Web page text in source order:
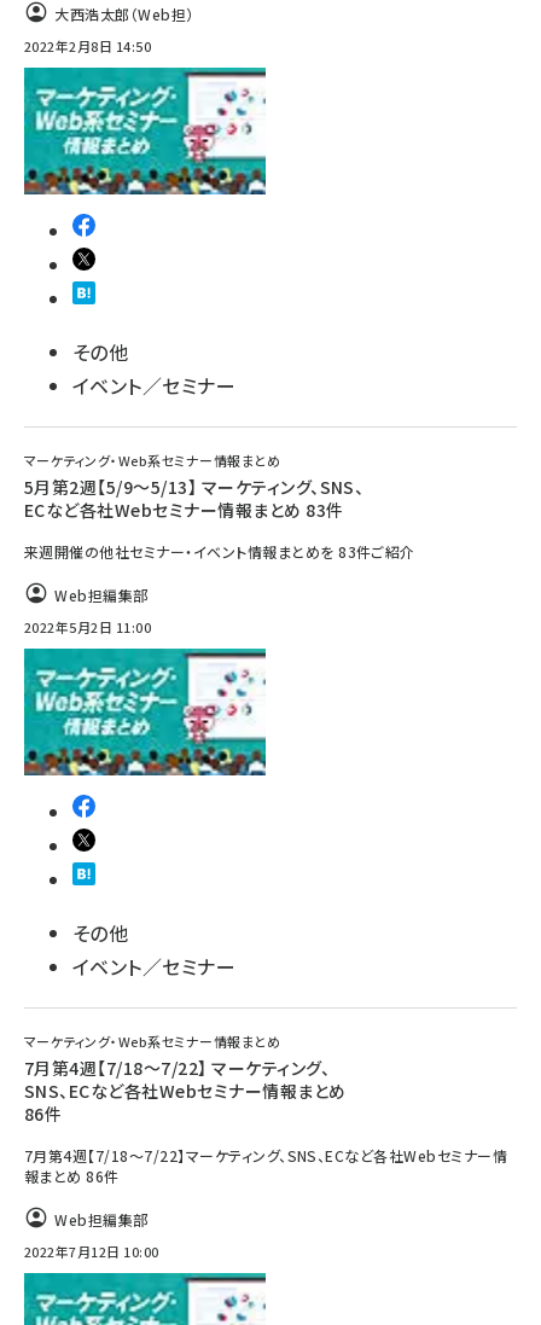
大西浩太郎（Web担）
2022年2月8日 14:50
その他
イベント／セミナー
マーケティング・Web系セミナー情報まとめ
5月第2週【5/9～5/13】 マーケティング、SNS、
ECなど各社Webセミナー情報まとめ 83件
来週開催の他社セミナー・イベント情報まとめを 83件ご紹介
Web担編集部
2022年5月2日 11:00
その他
イベント／セミナー
マーケティング・Web系セミナー情報まとめ
7月第4週【7/18～7/22】 マーケティング、
SNS、ECなど各社Webセミナー情報まとめ
86件
7月第4週【7/18～7/22】マーケティング、SNS、ECなど各社Webセミナー情
報まとめ 86件
Web担編集部
2022年7月12日 10:00